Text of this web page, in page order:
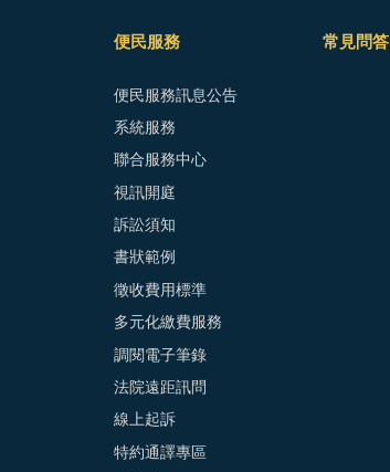
便民服務
便民服務訊息公告
系統服務
聯合服務中心
視訊開庭
訴訟須知
書狀範例
徵收費用標準
多元化繳費服務
調閱電子筆錄
法院遠距訊問
線上起訴
特約通譯專區
常見問答